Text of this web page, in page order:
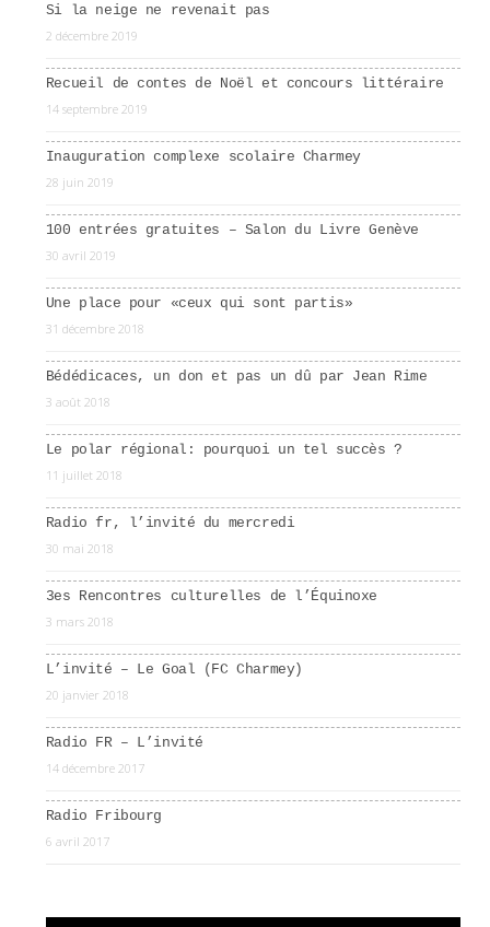
Si la neige ne revenait pas
2 décembre 2019
Recueil de contes de Noël et concours littéraire
14 septembre 2019
Inauguration complexe scolaire Charmey
28 juin 2019
100 entrées gratuites – Salon du Livre Genève
30 avril 2019
Une place pour «ceux qui sont partis»
31 décembre 2018
Bédédicaces, un don et pas un dû par Jean Rime
3 août 2018
Le polar régional: pourquoi un tel succès ?
11 juillet 2018
Radio fr, l’invité du mercredi
30 mai 2018
3es Rencontres culturelles de l’Équinoxe
3 mars 2018
L’invité – Le Goal (FC Charmey)
20 janvier 2018
Radio FR – L’invité
14 décembre 2017
Radio Fribourg
6 avril 2017